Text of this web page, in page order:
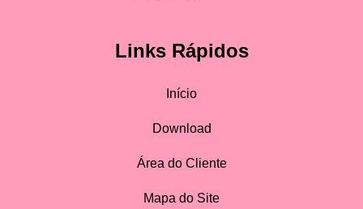
Links Rápidos
Início
Download
Área do Cliente
Mapa do Site